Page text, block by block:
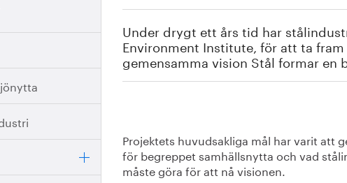
Under drygt ett års tid har
Environment Institute, för att ta
gemensamma vision Stål formar en
Projektets huvudsakliga mål har varit att
för begreppet samhällsnytta och vad
måste göra för att nå visionen.